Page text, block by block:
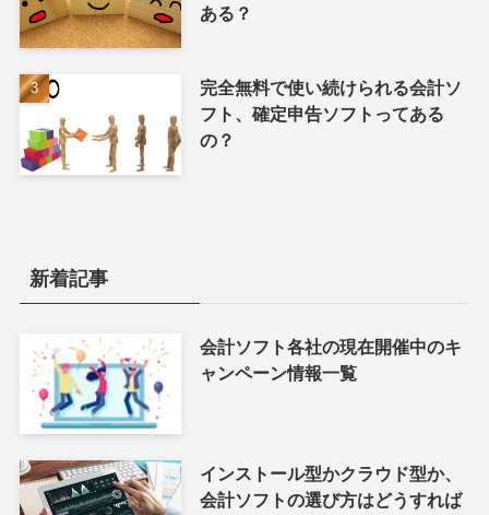
ある？
完全無料で使い続けられる会計ソ
フト、確定申告ソフトってある
の？
新着記事
会計ソフト各社の現在開催中のキ
ャンペーン情報一覧
インストール型かクラウド型か、
会計ソフトの選び方はどうすれば